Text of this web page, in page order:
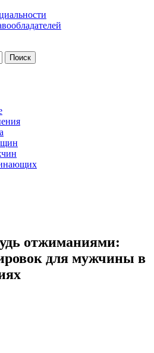
отжиманиями:
для мужчины в